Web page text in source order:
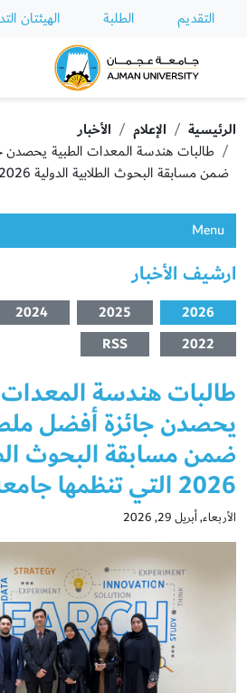
التقديم الطلبة الهيئتان
Ajman University
الرئيسية الإعلام
الأخبار
طالبات هندسة المعدات الطبية
ضمن مسابقة البحوث الطلابية الدولية 2026 التي تنظمها جامعة زايد
Menu
ارشيف الأخبار
2026
2025
2024
2022
RSS
طالبات هندسة المعدات
يحصدن جائزة أفضل
ضمن مسابقة البحوث
2026 التي تنظمها جامعة زايد
الأربعاء, أبريل 29, 2026